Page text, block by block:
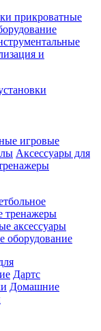
прикроватные
и
игровые
Аксессуары для
тренажеры
аксессуары
оборудование
Дартс
Домашние